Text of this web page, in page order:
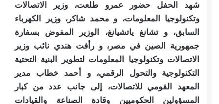
شهد الحفل حضور عمرو طلعت، وزير الاتصالات
وتكنولوجيا المعلومات، و محمد شاكر، وزير الكهرباء
السابق، و تشانغ ياتشيانغ، الوزير المفوض بسفارة
جمهورية الصين في مصر، و رأفت هندي نائب وزير
الاتصالات وتكنولوجيا المعلومات لتطوير البنية التحتية
التكنولوجية والتحول الرقمي، و أحمد خطاب مدير
المعهد القومي للاتصالات، إلى جانب عدد من كبار
المسؤولين الحكوميين وقادة الصناعة والقيادات